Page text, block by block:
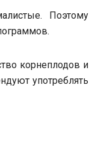
Поэтому
корнеплодов и
употреблять